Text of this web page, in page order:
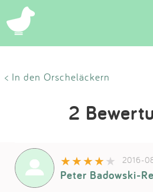
< In den Orscheläckern
2
2016-
Peter Badowski-